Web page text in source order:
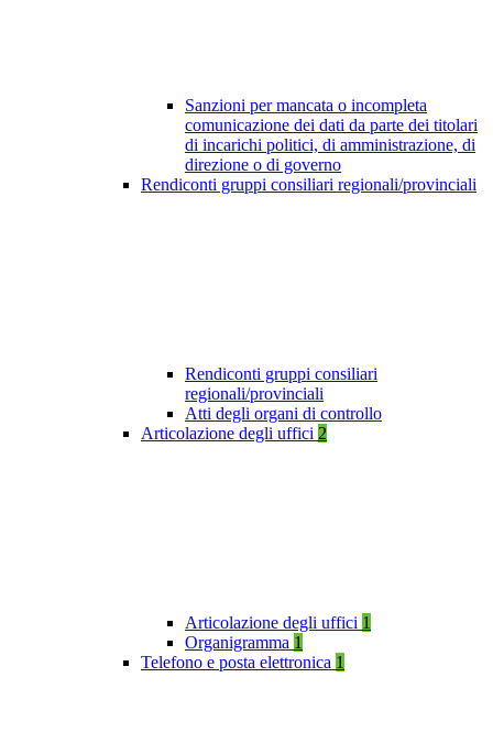
Sanzioni per mancata o incompleta
comunicazione dei dati da parte dei titolari
di incarichi politici, di amministrazione, di
direzione o di governo
Rendiconti gruppi consiliari regionali/provinciali
Rendiconti gruppi consiliari
regionali/provinciali
Atti degli organi di controllo
Articolazione degli uffici 2
Articolazione degli uffici 1
Organigramma 1
Telefono e posta elettronica 1